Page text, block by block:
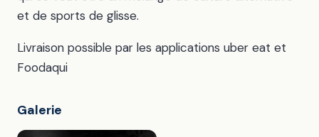
et de sports de glisse.
Livraison possible par les applications uber eat et
Foodaqui
Galerie